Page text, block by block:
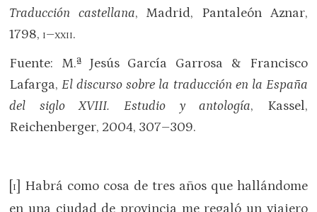
Traducción castellana, Madrid, Pantaleón Aznar,
1798, i–xxii.
Fuente: M.ª Jesús García Garrosa & Francisco
Lafarga,El discurso sobre la traducción en la España
del siglo XVIII. Estudio y antología, Kassel,
Reichenberger, 2004, 307–309.
I
] Habrá como cosa de tres años que hallándome
en una ciudad de provincia me regaló un viajero